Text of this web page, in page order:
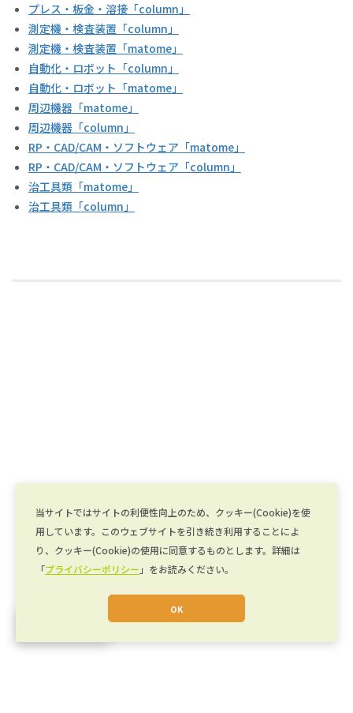
プレス・板金・溶接「column」
測定機・検査装置「column」
測定機・検査装置「matome」
自動化・ロボット「column」
自動化・ロボット「matome」
周辺機器「matome」
周辺機器「column」
RP・CAD/CAM・ソフトウェア「matome」
RP・CAD/CAM・ソフトウェア「column」
治工具類「matome」
治工具類「column」
当サイトではサイトの利便性向上のため、クッキー(Cookie)を使
用しています。このウェブサイトを引き続き利用することによ
り、クッキー(Cookie)の使用に同意するものとします。詳細は
「プライバシーポリシー 」をお読みください。
OK